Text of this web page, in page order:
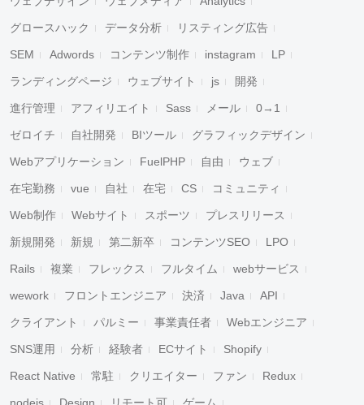
グロースハック データ分析 リスティング広告
SEM Adwords コンテンツ制作 instagram LP
ランディングページ ウェブサイト js 開発
進行管理 アフィリエイト Sass メール 0→1
ゼロイチ 自社開発 BIツール グラフィックデザイン
Webアプリケーション FuelPHP 自由 ウェブ
在宅勤務 vue 自社 在宅 CS コミュニティ
Web制作 Webサイト スポーツ プレスリリース
新規開発 新規 第二新卒 コンテンツSEO LPO
Rails 複業 フレックス フルタイム webサービス
wework フロントエンジニア 決済 Java API
クライアント パルミー 事業責任者 Webエンジニア
SNS運用 分析 経験者 ECサイト Shopify
React Native 常駐 クリエイター ファン Redux